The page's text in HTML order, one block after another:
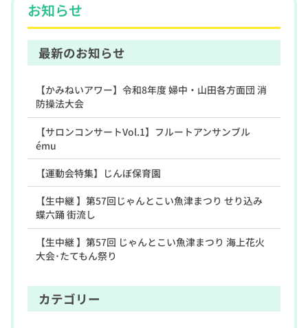
お知らせ
最新のお知らせ
【かみねいアワー】令和8年度 婦中・山田各方面団 消
防操法大会
【サロンコンサートVol.1】フルートアンサンブル
ému
【運動会特集】じんぼ保育園
【生中継 】第57回じゃんとこい魚津まつり せり込み
蝶六踊 街流し
【生中継 】第57回 じゃんとこい魚津まつり 海上花火
大会･たてもん祭り
カテゴリー